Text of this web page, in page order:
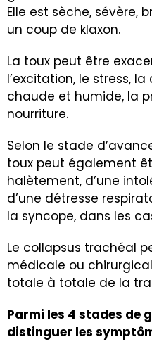
Elle est sèche, sévère,
un coup de klaxon.
La toux peut être
l’excitation, le stress,
chaude et humide, la
nourriture.
Selon le stade
toux peut également
halètement, d’une
d’une détresse
la syncope, dans les
Le collapsus trachéal
médicale ou
totale à totale de la
Parmi les 4 stades de
distinguer les